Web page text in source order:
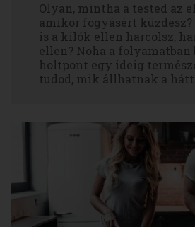
Olyan, mintha a tested az
amikor fogyásért küzdesz?
is a kilók ellen harcolsz,
ellen? Noha a folyamatban
holtpont egy ideig
tudod, mik állhatnak a